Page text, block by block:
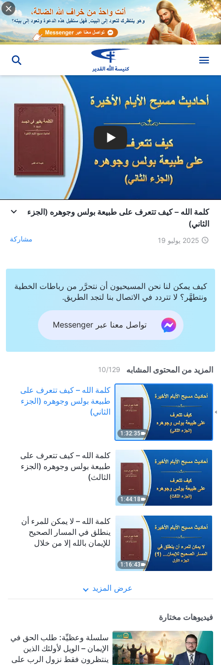
كلمة الله – كيف تتعرف على طبيعة بولس وجوهره (الجزء
الثاني)
2025 يوليو 19 مشاركة
كيف يمكن لنا نحن المسيحيون أن نتحرَّر من رباطات الخطية
ونتطهَّر؟ لا تتردد في الاتصال بنا لتجد الطريق.
تواصل معنا عبر Messenger
المزيد من المحتوى المشابه 10/129
1:32:35
كلمة الله – كيف تتعرف على
طبيعة بولس وجوهره (الجزء
الثاني)
1:44:18
كلمة الله – كيف تتعرف على
طبيعة بولس وجوهره (الجزء
الثالث)
1:16:43
كلمة الله – لا يمكن للمرء أن
ينطلق في المسار الصحيح
للإيمان بالله إلا من خلال
عرض المزيد
فيديوهات مختارة
سلسلة وعظيِّة: طلب الحق في
الإيمان – الويل لأولئك الذين
ينتظرون فقط نزول الرب على